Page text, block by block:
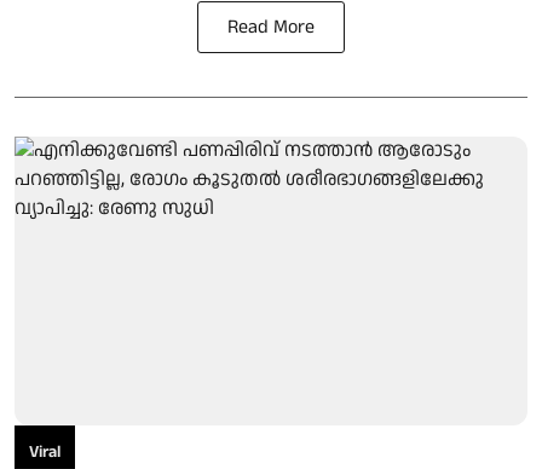
Read More
Viral